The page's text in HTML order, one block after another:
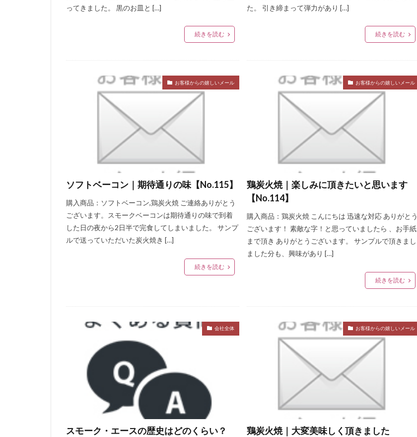
ってきました。 黒のお皿と […]
続きを読む
た。 引き締まって弾力があり […]
続きを読む
お客様からの嬉しいメール
ソフトベーコン｜期待通りの味【No.115】
購入商品：ソフトベーコン,鶏炭火焼 ご連絡ありがとう
ございます。スモークベーコンは期待通りの味で到着
した日の夜から2日半で完食してしまいました。 サンプ
ルで送っていただいた炭火焼き […]
続きを読む
お客様からの嬉しいメール
鶏炭火焼｜楽しみに頂きたいと思います
【No.114】
購入商品：鶏炭火焼 こんにちは 迅速な対応 ありがとう
ございます！ 素敵な字！と思っていましたら 、お手紙
まで頂き ありがとうございます。 サンプルで頂きまし
ました分も、興味があり […]
続きを読む
会社全体
スモーク・エースの歴史はどのくらい？
お客様からの嬉しいメール
鶏炭火焼｜大変美味しく頂きました